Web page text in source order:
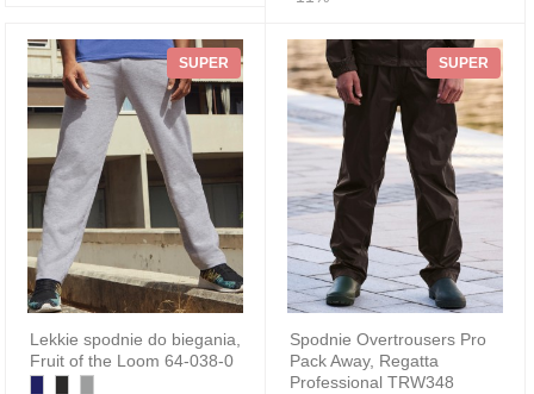
SUPER
Lekkie spodnie do biegania,
Fruit of the Loom 64-038-0
SUPER
Spodnie Overtrousers Pro
Pack Away, Regatta
Professional TRW348